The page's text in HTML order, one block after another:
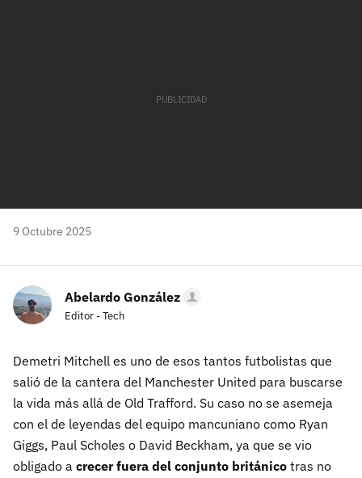
9 Octubre 2025
Abelardo González
Editor - Tech
Demetri Mitchell es uno de esos tantos futbolistas que
salió de la cantera del Manchester United para buscarse
la vida más allá de Old Trafford. Su caso no se asemeja
con el de leyendas del equipo mancuniano como Ryan
Giggs, Paul Scholes o David Beckham, ya que se vio
obligado a crecer fuera del conjunto británico tras no